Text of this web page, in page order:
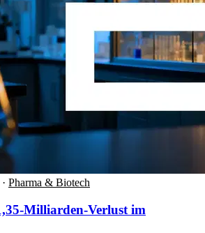
· Pharma & Biotech
Milliarden-Verlust im